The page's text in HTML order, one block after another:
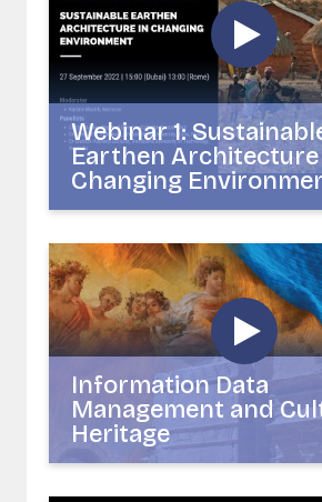
Webinar 1:
Earthen
Changing
Information Data
Management and
Heritage